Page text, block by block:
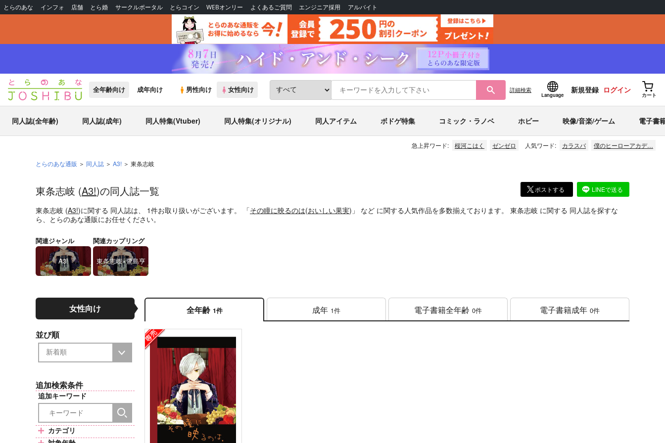
とらのあな インフォ 店舗 とら婚 サークルポータル とらコイン WEBオンリー よくあるご質問 エンジニア採用 アルバイト
全年齢向け 成年向け 男性向け 女性向け 詳細検索
Language
新規登録 ログイン
カート
同人誌(全年齢) 同人誌(成年) 同人特集(Vtuber) 同人特集(オリジナル) 同人アイテム ボドゲ特集 コミック・ラノベ ホビー 映像/音楽/ゲーム 電子書
急上昇ワード: 桜河こはく ゼンゼロ 人気ワード: カラスバ 僕のヒーローアカデ…
とらのあな通販 同人誌 A3! 東条志岐
ポストする LINEで送る
東条志岐 (A3!)の同人誌一覧
東条志岐 (A3!)に関する 同人誌は、 1件お取り扱いがございます。 「その瞳に映るのは(おいしい果実)」 など に関する人気作品を多数揃えております。 東条志岐 に関する 同人誌を探すな
ら、とらのあな通販にお任せください。
関連ジャンル
A3!
関連カップリング
東条志岐×鷺島亨
女性向け
並び順
追加検索条件
追加キーワード
カテゴリ
全年齢 1件 成年 1件 電子書籍全年齢 0件 電子書籍成年 0件